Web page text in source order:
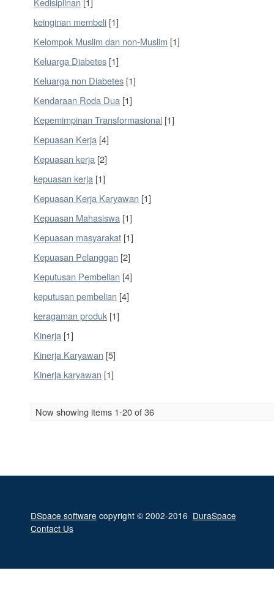
keinginan membeli [1]
Kelompok Muslim dan non-Muslim [1]
Keluarga Diabetes [1]
Keluarga non Diabetes [1]
Kendaraan Roda Dua [1]
Kepemimpinan Transformasional [1]
Kepuasan Kerja [4]
Kepuasan kerja [2]
kepuasan kerja [1]
Kepuasan Kerja Karyawan [1]
Kepuasan Mahasiswa [1]
Kepuasan masyarakat [1]
Kepuasan Pelanggan [2]
Keputusan Pembelian [4]
keputusan pembelian [4]
keragaman produk [1]
Kinerja [1]
Kinerja Karyawan [5]
Kinerja karyawan [1]
Now showing items 1-20 of 36
DSpace software copyright © 2002-2016 DuraSpace
Contact Us